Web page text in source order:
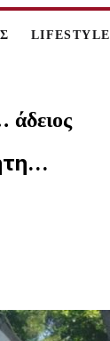
LIFESTYLE
άδειος